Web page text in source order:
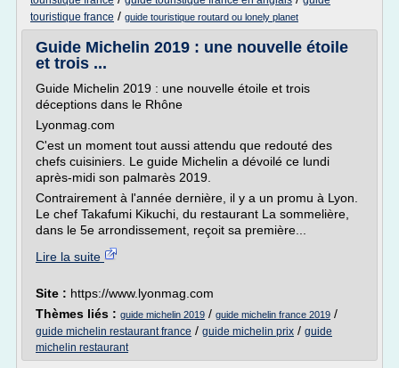
touristique france / guide touristique routard ou lonely planet
Guide Michelin 2019 : une nouvelle étoile
et trois ...
Guide Michelin 2019 : une nouvelle étoile et trois
déceptions dans le Rhône
Lyonmag.com
C'est un moment tout aussi attendu que redouté des
chefs cuisiniers. Le guide Michelin a dévoilé ce lundi
après-midi son palmarès 2019.
Contrairement à l'année dernière, il y a un promu à Lyon.
Le chef Takafumi Kikuchi, du restaurant La sommelière,
dans le 5e arrondissement, reçoit sa première...
Lire la suite
Site : https://www.lyonmag.com
Thèmes liés : guide michelin 2019 / guide michelin france 2019 /
guide michelin restaurant france / guide michelin prix / guide
michelin restaurant